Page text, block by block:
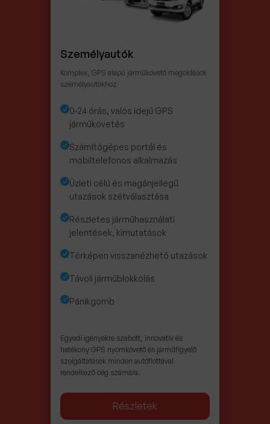
Személyautók
Komplex, GPS alapú járműkövető megoldások
személyautókhoz
0-24 órás, valós idejű GPS
járműkövetés
Számítógépes portál és
mobiltelefonos alkalmazás
Üzleti célú és magánjellegű
utazások szétválasztása
Részletes járműhasználati
jelentések, kimutatások
Térképen visszanézhető utazások
Távoli járműblokkolás
Pánikgomb
Egyedi igényekre szabott, innovatív és
hatékony GPS nyomkövető és járműfigyelő
szolgáltatások minden autóflottával
rendelkező cég számára.
Részletek